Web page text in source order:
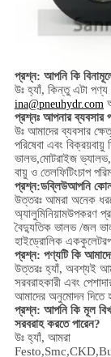
প্রশ্ন: আপনি কি
উঃ হ্যাঁ, কিন্তু এটা পণ্য
ina@pneuhydr.com
প্রশ্নঃ আপনার ব্যবসার
উঃ আমাদের ব্যবসার
পরিষেবা এবং বিক্রয়বায়ু
ভালভ,মোটরাইজ ভ্যালভ,
বায়ু ও তেলফিটিংচাপ
প্রশ্ন:ডব্লিউআপনি কোন
উত্তরঃ আমরা অনেক
অ্যালুমিনিয়ামউপকরণ
বৈদ্যুতিক ভালভ /জল
হাইড্রোলিক এককুলেটর
প্রশ্ন: পণ্যটি কি
উত্তরঃ হ্যাঁ, অবশ্যই
সরবরাহকারী এবং
আমাদের অনুমোদন দিতে
প্রশ্ন: আপনি কি মূল
সরবরাহ করতে পারেন?
উঃ হ্যাঁ, আমরা